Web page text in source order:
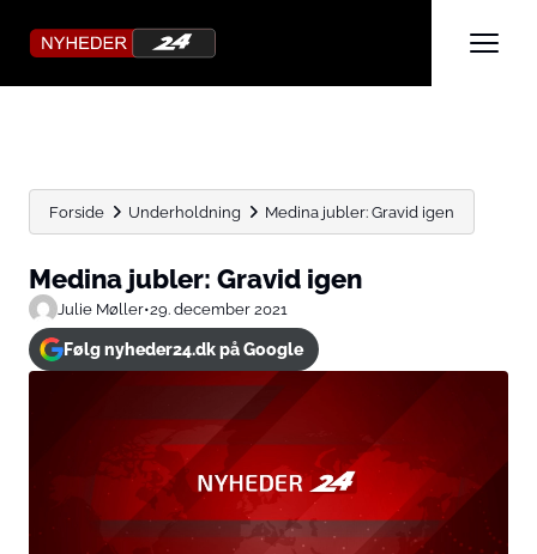
Forside Underholdning Medina jubler: Gravid igen
Medina jubler: Gravid igen
Julie Møller•29. december 2021
Følg nyheder24.dk på Google